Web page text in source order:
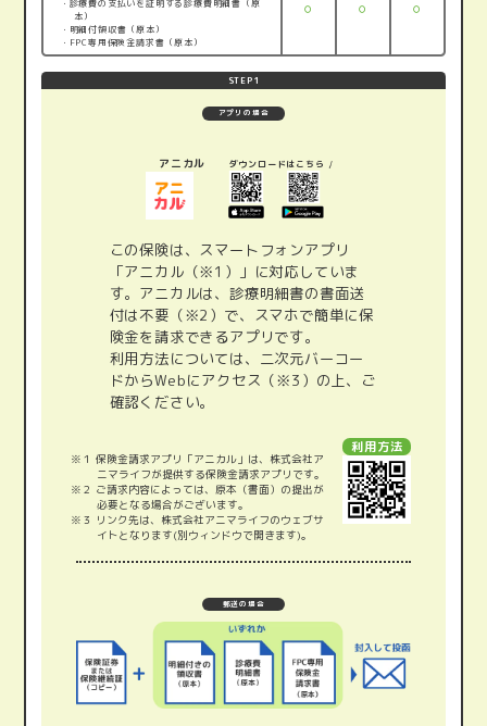
・診療費の支払いを証明する診療費明細書（原
本）
・明細付領収書（原本）
・FPC専用保険金請求書（原本）
〇 〇 〇
STEP1
アプリの場合
アニカル ダウンロードはこちら
この保険は、スマートフォンアプリ
「アニカル（※1）」に対応していま
す。アニカルは、診療明細書の書面送
付は不要（※2）で、スマホで簡単に保
険金を請求できるアプリです。
利用方法については、二次元バーコー
ドからWebにアクセス（※3）の上、ご
確認ください。
※１ 保険金請求アプリ「アニカル」は、株式会社ア
ニマライフが提供する保険金請求アプリです。
※２ ご請求内容によっては、原本（書面）の提出が
必要となる場合がございます。
※３ リンク先は、株式会社アニマライフのウェブサ
イトとなります(別ウィンドウで開きます)。
利用方法
郵送の場合